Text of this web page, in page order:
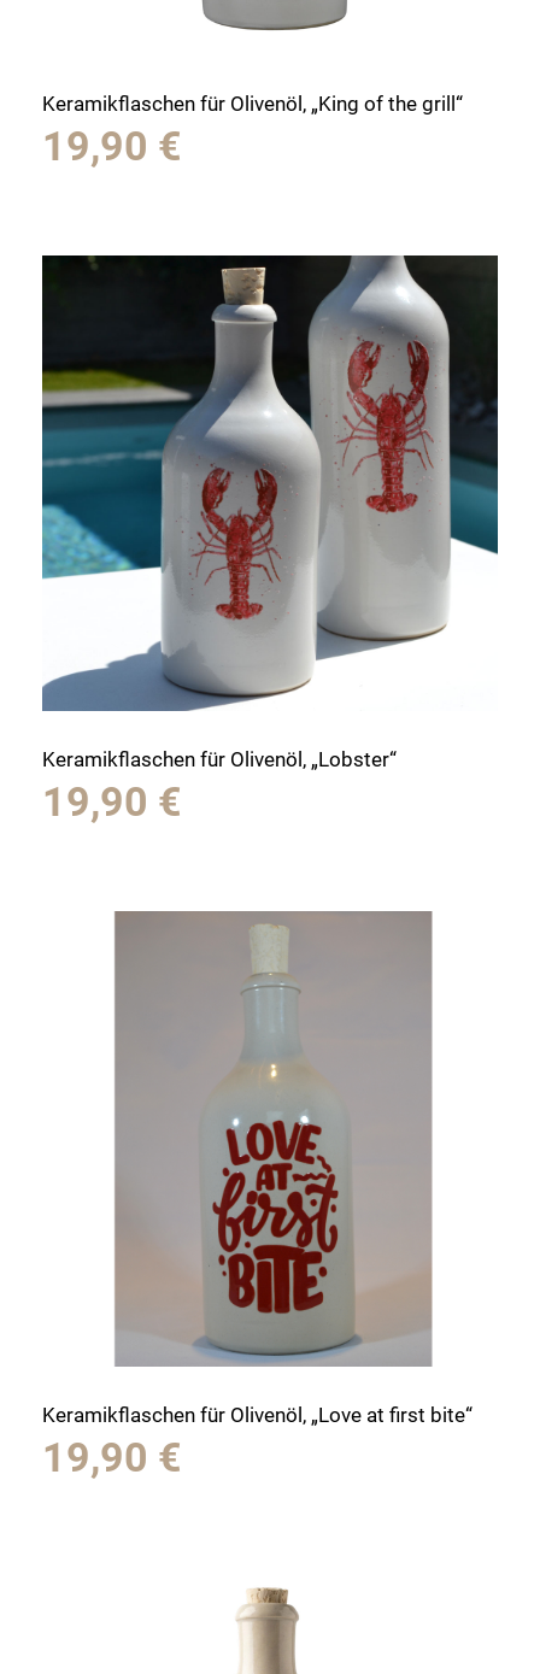
Keramikflaschen für Olivenöl, „King of the grill“
19,90 €
Keramikflaschen für Olivenöl, „Lobster“
19,90 €
Keramikflaschen für Olivenöl, „Love at first bite“
19,90 €